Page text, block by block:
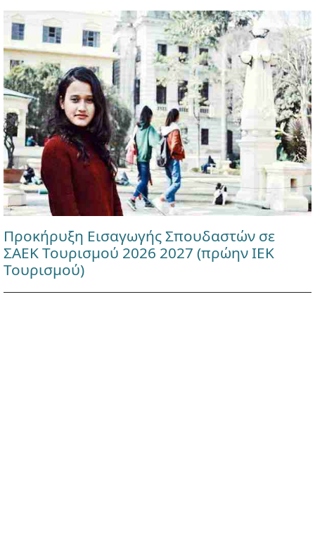
Προκήρυξη Εισαγωγής Σπουδαστών σε
ΣΑΕΚ Τουρισμού 2026 2027 (πρώην ΙΕΚ
Τουρισμού)